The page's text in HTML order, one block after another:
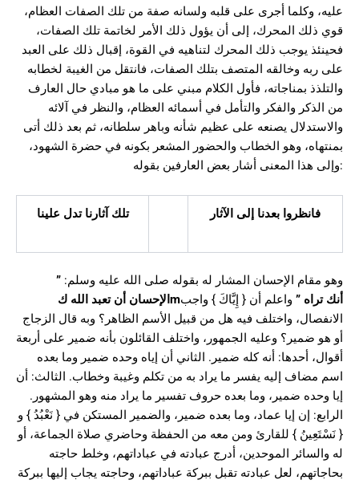
عليه، وكلما أجرى على قلبه ولسانه صفة من تلك الصفات العظام،
قوي ذلك المحرك، إلى أن يؤول ذلك الأمر لخاتمة تلك الصفات،
فحينئذ يوجب ذلك المحرك لتناهيه في القوة، إقبال ذلك على العبد
على ربه وخالقه المتصف بتلك الصفات، فانتقل من الغيبة لخطابه
والتلذذ بمناجاته، فأول الكلام مبني على ما هو مبادي حال العارف
من الذكر والفكر والتأمل في أسمائه العظام، والنظر في آلائه
والاستدلال يصنعه على عظيم شأنه وباهر سلطانه، ثم بعد ذلك أتى
بمنتهاه، وهو الخطاب والحضور المشعر بكونه في حضرة الشهود،
وإلى هذا المعنى أشار بعض العارفين بقوله:
تلك آثارنا تدل علينا فانظروا بعدنا إلى الآثار
وهو مقام الإحسان المشار له بقوله صلى الله عليه وسلم: ”
الإحسان أن تعبد الله ك m أنك تراه ” واعلم أن { إِيَّاكَ } واجب
الانفصال، واختلف فيه هل من قبيل الأسم الظاهر؟ وبه قال الزجاج
أو هو ضمير؟ وعليه الجمهور، واختلف القائلون بأنه ضمير على أربعة
أقوال، أحدها: أنه كله ضمير. الثاني أن إياه وحده ضمير وما بعده
اسم مضاف إليه يفسر ما يراد به من تكلم وغيبة وخطاب. الثالث: أن
إيا وحده ضمير، وما بعده حروف تفسير ما يراد منه وهو المشهور.
الرابع: إن إيا عماد، وما بعده ضمير، والضمير المستكن في { نَعْبُدُ } و
{ نَسْتَعِينُ } للقارئ ومن معه من الحفظة وحاضري صلاة الجماعة، أو
له والسائر الموحدين، أدرج عبادته في عباداتهم، وخلط حاجته
بحاجاتهم، لعل عبادته تقبل ببركة عباداتهم، وحاجته يجاب إليها ببركة